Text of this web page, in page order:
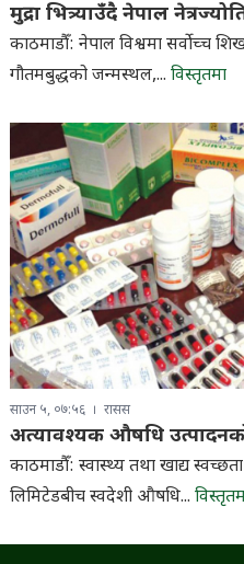
मुद्रा भित्र्याउँदै नेपाल
काठमाडौँ: नेपाल विश्वमा सर्वाेच्च
गौतमबुद्धको जन्मस्थल,... विस्तृतमा
साउन ५, ०७:५६ रासस
अत्यावश्यक औषधि
काठमाडौँ: स्वास्थ्य तथा खाद्य
लिमिटेडबीच स्वदेशी औषधि...